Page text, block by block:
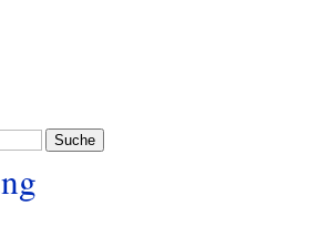
Suche